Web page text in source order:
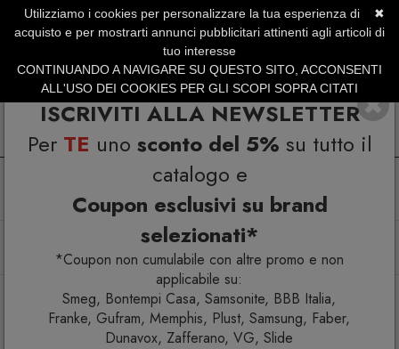
ISCRIVITI ALLA NEWSLETTER
Per TE uno sconto del 5% su tutto il
catalogo e
Coupon esclusivi su brand
selezionati*
*Coupon non cumulabile con altre promo e non
applicabile su:
Smeg, Bontempi Casa, Samsonite, BBB Italia,
Franke, Gufram, Memphis, Plust, Samsung, Faber,
Dunavox, Zafferano, VG, Slide
SERVIZIO CLIENTI +39.0773.470.562
SUMMER SALES | Fino al 31 Agosto
Illuminazione Arredo esterno
Lampade da terra
Lampada Forest 1.5m
✖
Utilizziamo i cookies per personalizzare la tua esperienza di
acquisto e per mostrarti annunci pubblicitari attinenti agli articoli di
tuo interesse
CONTINUANDO A NAVIGARE SU QUESTO SITO, ACCONSENTI
ALL'USO DEI COOKIES PER GLI SCOPI SOPRA CITATI